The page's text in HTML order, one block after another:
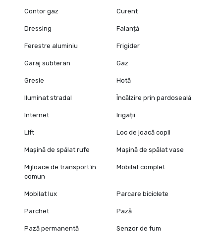
Contor gaz Curent
Dressing Faianță
Ferestre aluminiu Frigider
Garaj subteran Gaz
Gresie Hotă
Iluminat stradal Încălzire prin pardoseală
Internet Irigații
Lift Loc de joacă copii
Mașină de spălat rufe Mașină de spălat vase
Mijloace de transport în
comun
Mobilat complet
Mobilat lux Parcare biciclete
Parchet Pază
Pază permanentă Senzor de fum